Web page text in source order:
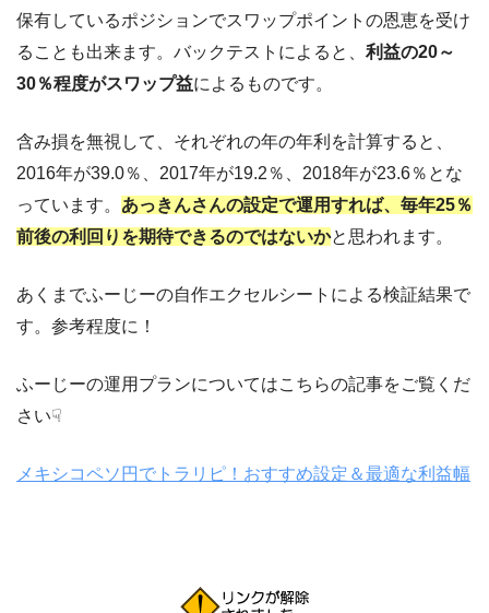
保有しているポジションでスワップポイントの恩恵を受け
ることも出来ます。バックテストによると、 利益の20～
30％程度がスワップ益によるものです。
含み損を無視して、それぞれの年の年利を計算すると、
2016年が39.0％、2017年が19.2％、2018年が23.6％とな
っています。 あっきんさんの設定で運用すれば、毎年25％
前後の利回りを期待できるのではないかと思われます。
あくまでふーじーの自作エクセルシートによる検証結果で
す。参考程度に！
ふーじーの運用プランについてはこちらの記事をご覧くだ
さい☟
メキシコペソ円でトラリピ！おすすめ設定＆最適な利益幅